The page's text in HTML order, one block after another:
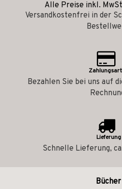
Alle Preise inkl.
Versandkostenfrei in der
Bezahlen Sie bei uns auf
Lieferung
Schnelle Lieferung,
Bücher